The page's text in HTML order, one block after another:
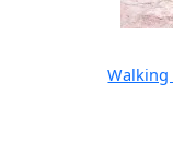
Walking